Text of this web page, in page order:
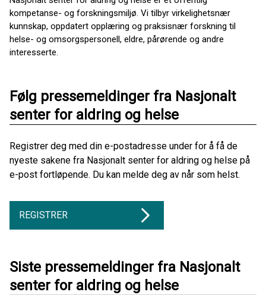
kompetanse- og forskningsmiljø. Vi tilbyr virkelighetsnær
kunnskap, oppdatert opplæring og praksisnær forskning til
helse- og omsorgspersonell, eldre, pårørende og andre
interesserte.
Følg pressemeldinger fra Nasjonalt
senter for aldring og helse
Registrer deg med din e-postadresse under for å få de
nyeste sakene fra Nasjonalt senter for aldring og helse på
e-post fortløpende. Du kan melde deg av når som helst.
REGISTRER
Siste pressemeldinger fra Nasjonalt
senter for aldring og helse